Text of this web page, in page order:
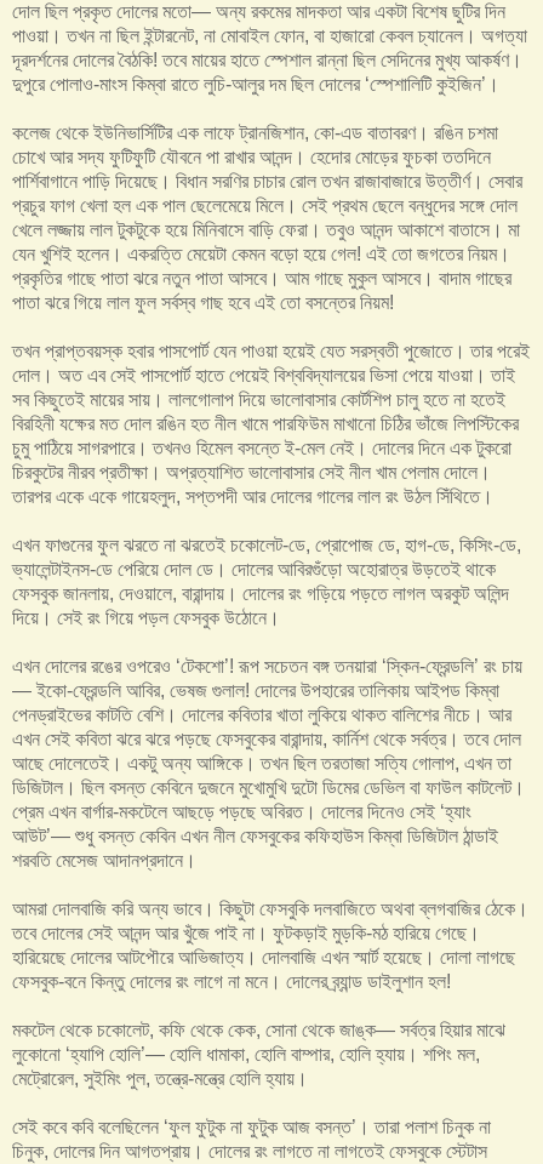
দোল ছিল প্রকৃত দোলের মতো— অন্য রকমের মাদকতা আর একটা বিশেষ ছুটির দিন
পাওয়া। তখন না ছিল ইন্টারনেট, না মোবাইল ফোন, বা হাজারো কেবল চ্যানেল। অগত্যা
দূরদর্শনের দোলের বৈঠকি! তবে মায়ের হাতে স্পেশাল রান্না ছিল সেদিনের মুখ্য আকর্ষণ।
দুপুরে পোলাও-মাংস কিম্বা রাতে লুচি-আলুর দম ছিল দোলের ‘স্পেশালিটি কুইজিন’।
কলেজ থেকে ইউনিভার্সিটির এক লাফে ট্রানজিশান, কো-এড বাতাবরণ। রঙিন চশমা
চোখে আর সদ্য ফুটিফুটি যৌবনে পা রাখার আনন্দ। হেদোর মোড়ের ফুচকা ততদিনে
পার্শিবাগানে পাড়ি দিয়েছে। বিধান সরণির চাচার রোল তখন রাজাবাজারে উত্তীর্ণ। সেবার
প্রচুর ফাগ খেলা হল এক পাল ছেলেমেয়ে মিলে। সেই প্রথম ছেলে বন্ধুদের সঙ্গে দোল
খেলে লজ্জায় লাল টুকটুকে হয়ে মিনিবাসে বাড়ি ফেরা। তবুও আনন্দ আকাশে বাতাসে। মা
যেন খুশিই হলেন। একরত্তি মেয়েটা কেমন বড়ো হয়ে গেল! এই তো জগতের নিয়ম।
প্রকৃতির গাছে পাতা ঝরে নতুন পাতা আসবে। আম গাছে মুকুল আসবে। বাদাম গাছের
পাতা ঝরে গিয়ে লাল ফুল সর্বস্ব গাছ হবে এই তো বসন্তের নিয়ম!
তখন প্রাপ্তবয়স্ক হবার পাসপোর্ট যেন পাওয়া হয়েই যেত সরস্বতী পুজোতে। তার পরেই
দোল। অত এব সেই পাসপোর্ট হাতে পেয়েই বিশ্ববিদ্যালয়ের ভিসা পেয়ে যাওয়া। তাই
সব কিছুতেই মায়ের সায়। লালগোলাপ দিয়ে ভালোবাসার কোর্টশিপ চালু হতে না হতেই
বিরহিনী যক্ষের মত দোল রঙিন হত নীল খামে পারফিউম মাখানো চিঠির ভাঁজে লিপস্টিকের
চুমু পাঠিয়ে সাগরপারে। তখনও হিমেল বসন্তে ই-মেল নেই। দোলের দিনে এক টুকরো
চিরকুটের নীরব প্রতীক্ষা। অপ্রত্যাশিত ভালোবাসার সেই নীল খাম পেলাম দোলে।
তারপর একে একে গায়েহলুদ, সপ্তপদী আর দোলের গালের লাল রং উঠল সিঁথিতে।
এখন ফাগুনের ফুল ঝরতে না ঝরতেই চকোলেট-ডে, প্রোপোজ ডে, হাগ-ডে, কিসিং-ডে,
ভ্যালেন্টাইনস-ডে পেরিয়ে দোল ডে। দোলের আবিরগুঁড়ো অহোরাত্র উড়তেই থাকে
ফেসবুক জানলায়, দেওয়ালে, বারান্দায়। দোলের রং গড়িয়ে পড়তে লাগল অরকুট অলিন্দ
দিয়ে। সেই রং গিয়ে পড়ল ফেসবুক উঠোনে।
এখন দোলের রঙের ওপরেও ‘টেকশো’! রূপ সচেতন বঙ্গ তনয়ারা ‘স্কিন-ফ্রেন্ডলি’ রং চায়
— ইকো-ফ্রেন্ডলি আবির, ভেষজ গুলাল! দোলের উপহারের তালিকায় আইপড কিম্বা
পেনড্রাইভের কাটতি বেশি। দোলের কবিতার খাতা লুকিয়ে থাকত বালিশের নীচে। আর
এখন সেই কবিতা ঝরে ঝরে পড়ছে ফেসবুকের বারান্দায়, কার্নিশ থেকে সর্বত্র। তবে দোল
আছে দোলেতেই। একটু অন্য আঙ্গিকে। তখন ছিল তরতাজা সত্যি গোলাপ, এখন তা
ডিজিটাল। ছিল বসন্ত কেবিনে দুজনে মুখোমুখি দুটো ডিমের ডেভিল বা ফাউল কাটলেট।
প্রেম এখন বার্গার-মকটেলে আছড়ে পড়ছে অবিরত। দোলের দিনেও সেই ‘হ্যাং
আউট’— শুধু বসন্ত কেবিন এখন নীল ফেসবুকের কফিহাউস কিম্বা ডিজিটাল ঠান্ডাই
শরবতি মেসেজ আদানপ্রদানে।
আমরা দোলবাজি করি অন্য ভাবে। কিছুটা ফেসবুকি দলবাজিতে অথবা ব্লগবাজির ঠেকে।
তবে দোলের সেই আনন্দ আর খুঁজে পাই না। ফুটকড়াই মুড়কি-মঠ হারিয়ে গেছে।
হারিয়েছে দোলের আটপৌরে আভিজাত্য। দোলবাজি এখন স্মার্ট হয়েছে। দোলা লাগছে
ফেসবুক-বনে কিন্তু দোলের রং লাগে না মনে। দোলের ব্র্যান্ড ডাইলুশান হল!
মকটেল থেকে চকোলেট, কফি থেকে কেক, সোনা থেকে জাঙ্ক— সর্বত্র হিয়ার মাঝে
লুকোনো ‘হ্যাপি হোলি’— হোলি ধামাকা, হোলি বাম্পার, হোলি হ্যায়। শপিং মল,
মেট্রোরেল, সুইমিং পুল, তন্ত্রে-মন্ত্রে হোলি হ্যায়।
সেই কবে কবি বলেছিলেন ‘ফুল ফুটুক না ফুটুক আজ বসন্ত’। তারা পলাশ চিনুক না
চিনুক, দোলের দিন আগতপ্রায়। দোলের রং লাগতে না লাগতেই ফেসবুকে স্টেটাস